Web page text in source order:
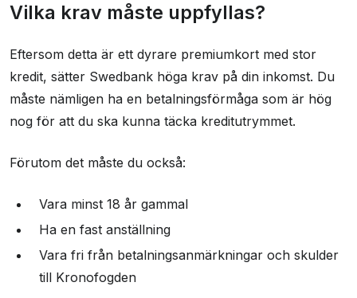
Vilka krav måste uppfyllas?
Eftersom detta är ett dyrare premiumkort med stor
kredit, sätter Swedbank höga krav på din inkomst. Du
måste nämligen ha en betalningsförmåga som är hög
nog för att du ska kunna täcka kreditutrymmet.
Förutom det måste du också:
Vara minst 18 år gammal
Ha en fast anställning
Vara fri från betalningsanmärkningar och skulder
till Kronofogden